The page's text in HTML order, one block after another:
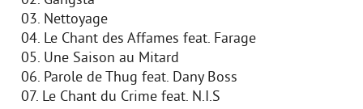
03. Nettoyage
04. Le Chant des Affames feat. Farage
05. Une Saison au Mitard
06. Parole de Thug feat. Dany Boss
07. Le Chant du Crime feat. N.I.S